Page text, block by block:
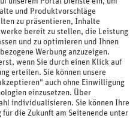
p.P. ab €289.-